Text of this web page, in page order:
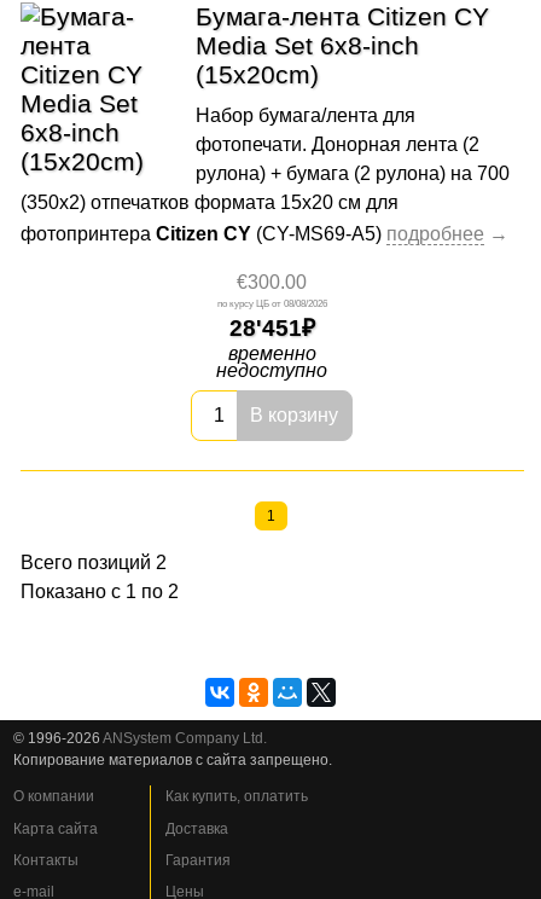
Бумага-лента Citizen CY
Media Set 6x8-inch
(15x20cm)
Набор бумага/лента для
фотопечати. Донорная лента (2
рулона) + бумага (2 рулона) на 700
(350х2) отпечатков формата 15x20 cм для
фотопринтера Citizen CY(CY-MS69-A5)
€300.00
08/08/2026
28'451
временно
недоступно
В корзину
1
Всего позиций 2
Показано с 1 по 2
© 1996-2026ANSystem Company Ltd.
Копирование материалов с сайта запрещено.
О компании
Карта сайта
Контакты
e-mail
Как купить, оплатить
Доставка
Гарантия
Цены